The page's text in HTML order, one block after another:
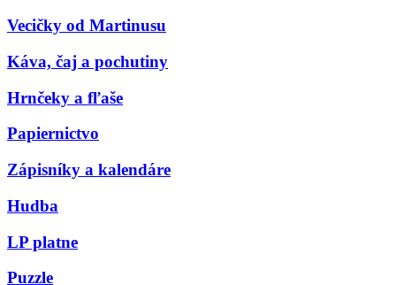
Vecičky od Martinusu
Káva, čaj a pochutiny
Hrnčeky a fľaše
Papiernictvo
Zápisníky a kalendáre
Hudba
LP platne
Puzzle